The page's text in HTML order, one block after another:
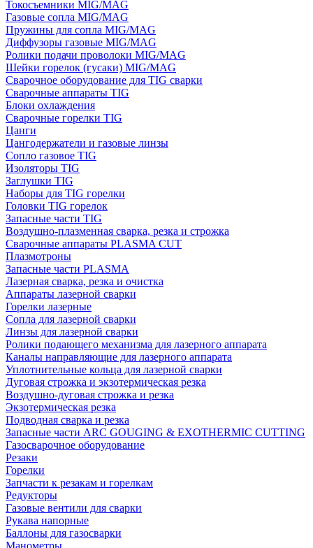
Токосъемники MIG/MAG
Газовые сопла MIG/MAG
Пружины для сопла MIG/MAG
Диффузоры газовые MIG/MAG
Ролики подачи проволоки MIG/MAG
Шейки горелок (гусаки) MIG/MAG
Сварочное оборудование для TIG сварки
Сварочные аппараты TIG
Блоки охлаждения
Сварочные горелки TIG
Цанги
Цангодержатели и газовые линзы
Сопло газовое TIG
Изоляторы TIG
Заглушки TIG
Наборы для TIG горелки
Головки TIG горелок
Запасные части TIG
Воздушно-плазменная сварка, резка и строжка
Сварочные аппараты PLASMA CUT
Плазмотроны
Запасные части PLASMA
Лазерная сварка, резка и очистка
Аппараты лазерной сварки
Горелки лазерные
Сопла для лазерной сварки
Линзы для лазерной сварки
Ролики подающего механизма для лазерного аппарата
Каналы направляющие для лазерного аппарата
Уплотнительные кольца для лазерной сварки
Дуговая строжка и экзотермическая резка
Воздушно-дуговая строжка и резка
Экзотермическая резка
Подводная сварка и резка
Запасные части ARC GOUGING & EXOTHERMIC CUTTING
Газосварочное оборудование
Резаки
Горелки
Запчасти к резакам и горелкам
Редукторы
Газовые вентили для сварки
Рукава напорные
Баллоны для газосварки
Манометры